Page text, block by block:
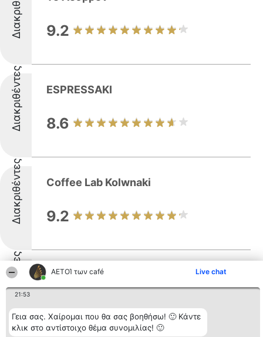
ΑΕΤΟΊ των café Live chat
21:53
Γεια σας. Χαίρομαι που θα σας βοηθήσω! 🙂 Κάντε
κλικ στο αντίστοιχο θέμα συνομιλίας! 🙂
9.2
Διακριθέντες ESPRESSAKI
8.6
Διακριθέντες Coffee Lab Kolwnaki
9.2
Διακριθέντες Καφενείον "Εν ομονοία"
8.7